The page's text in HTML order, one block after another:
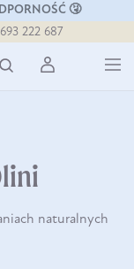
🤧
693 222 687
naturalnych